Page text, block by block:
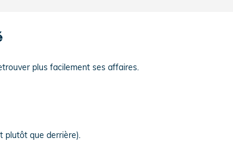
plus facilement ses affaires.
plutôt que derrière).